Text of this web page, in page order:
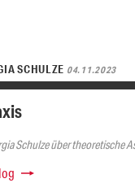
SCHULZE 04.11.2023
Schulze über theoretische